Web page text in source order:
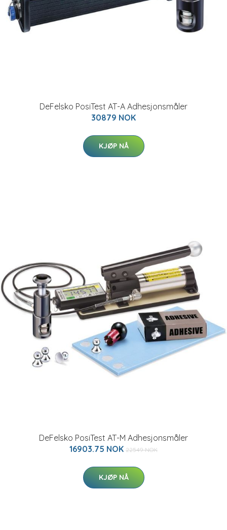
DeFelsko PosiTest AT-A Adhesjonsmåler
30879 NOK
KJØP NÅ
DeFelsko PosiTest AT-M Adhesjonsmåler
16903.75 NOK 22549 NOK
KJØP NÅ